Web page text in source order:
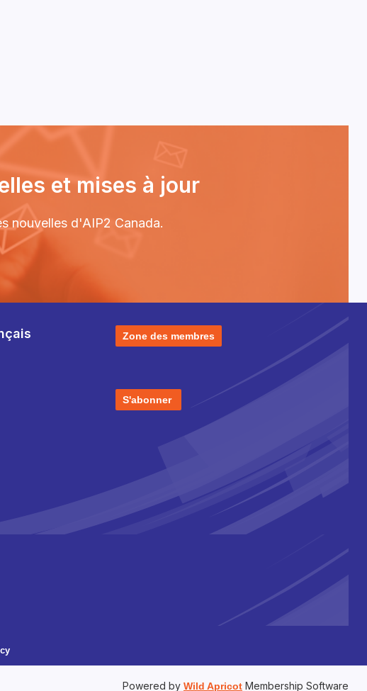
et mises à jour
nouvelles d'AIP2 Canada.
Zone des membres
S'abonner
Powered by Wild Apricot Membership Software